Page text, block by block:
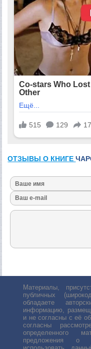
ОТЗЫВЫ О КНИГЕ
Материалы,
публичных
обладаете
информацию,
и не согласны с её
согласны
определенного
предложения о
использовать